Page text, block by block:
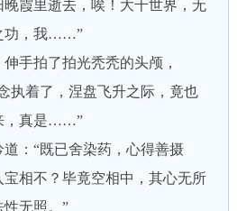
霞里逝去，唉！大千世界，无
功，我……”
拍了拍光秃秃的头颅，
执着了，涅盘飞升之际，竟也
，真是……”
：“既已舍染药，心得善摄
相不？毕竟空相中，其心无所
性无照。”